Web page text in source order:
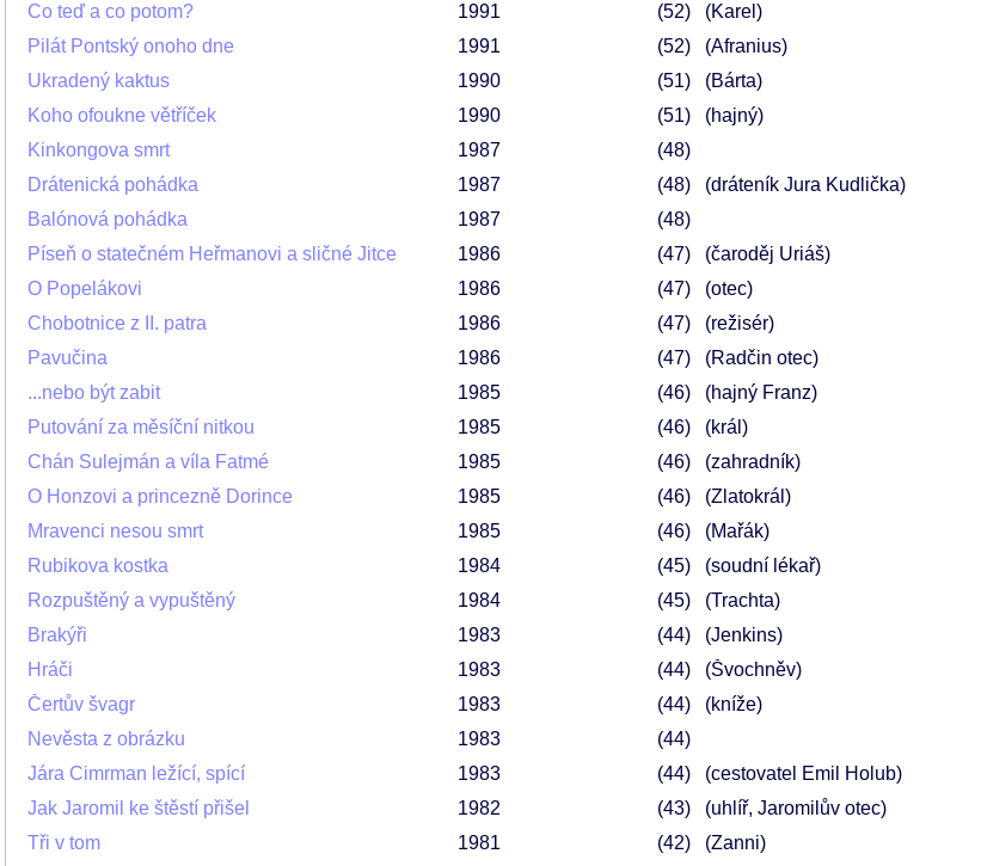
Co teď a co potom?
1991 52
(Karel)
Pilát Pontský onoho dne
1991 52
(Afranius)
Ukradený kaktus
1990 51
(Bárta)
Koho ofoukne větříček
1990 51
(hajný)
Kinkongova smrt
1987
48
Drátenická pohádka
1987 48
(dráteník Jura Kudlička)
Balónová pohádka
1987
48
Píseň o statečném Heřmanovi a sličné Jitce
1986 47
(čaroděj Uriáš)
O Popelákovi
1986 47
(otec)
Chobotnice z II. patra
1986 47
(režisér)
Pavučina
1986 47
(Radčin otec)
...nebo být zabit
1985 46
(hajný Franz)
Putování za měsíční nitkou
1985 46
(král)
Chán Sulejmán a víla Fatmé
1985 46
(zahradník)
O Honzovi a princezně Dorince
1985 46
(Zlatokrál)
Mravenci nesou smrt
1985 46
(Mařák)
Rubikova kostka
1984 45
(soudní lékař)
Rozpuštěný a vypuštěný
1984 45
(Trachta)
Brakýři
1983 44
(Jenkins)
Hráči
1983 44
(Švochněv)
Čertův švagr
1983 44
(kníže)
Nevěsta z obrázku
1983
44
Jára Cimrman ležící, spící
1983 44
(cestovatel Emil Holub)
Jak Jaromil ke štěstí přišel
1982 43
(uhlíř, Jaromilův otec)
Tři v tom
1981 42
(Zanni)